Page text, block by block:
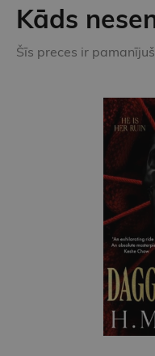
Kāds
Šīs preces ir